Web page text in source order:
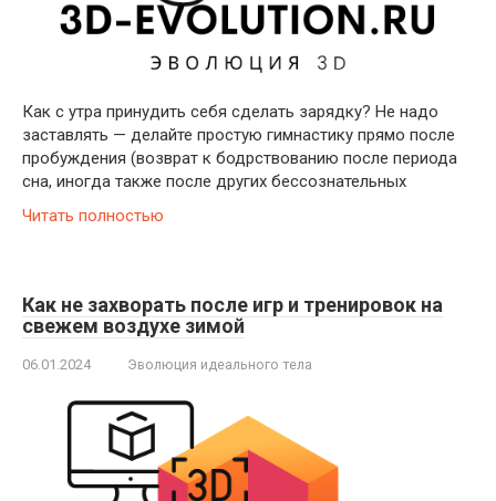
Как с утра принудить себя сделать зарядку? Не надо
заставлять — делайте простую гимнастику прямо после
пробуждения (возврат к бодрствованию после периода
сна, иногда также после других бессознательных
Читать полностью
Как не захворать после игр и тренировок на
свежем воздухе зимой
06.01.2024 Эволюция идеального тела